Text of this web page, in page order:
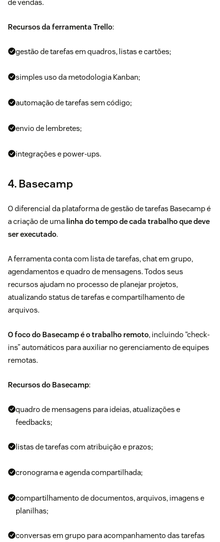
de vendas.
Recursos da ferramenta Trello:
gestão de tarefas em quadros, listas e cartões;
simples uso da metodologia Kanban;
automação de tarefas sem código;
envio de lembretes;
integrações e power-ups.
4. Basecamp
O diferencial da plataforma de gestão de tarefas Basecampé
a criação de uma linha do tempo de cada trabalho que deve
ser executado.
A ferramenta conta com lista de tarefas, chat em grupo,
agendamentos e quadro de mensagens. Todos seus
recursos ajudam no processo de planejar projetos,
atualizando status de tarefas e compartilhamento de
arquivos.
O foco do Basecamp é otrabalho remoto, incluindo “check-
ins” automáticos para auxiliar no gerenciamento de equipes
remotas.
Recursos do Basecamp:
quadro de mensagens para ideias, atualizações e
feedbacks;
listas de tarefas com atribuição e prazos;
cronograma e agenda compartilhada;
compartilhamento de documentos, arquivos, imagens e
planilhas;
conversas em grupo para acompanhamento das tarefas